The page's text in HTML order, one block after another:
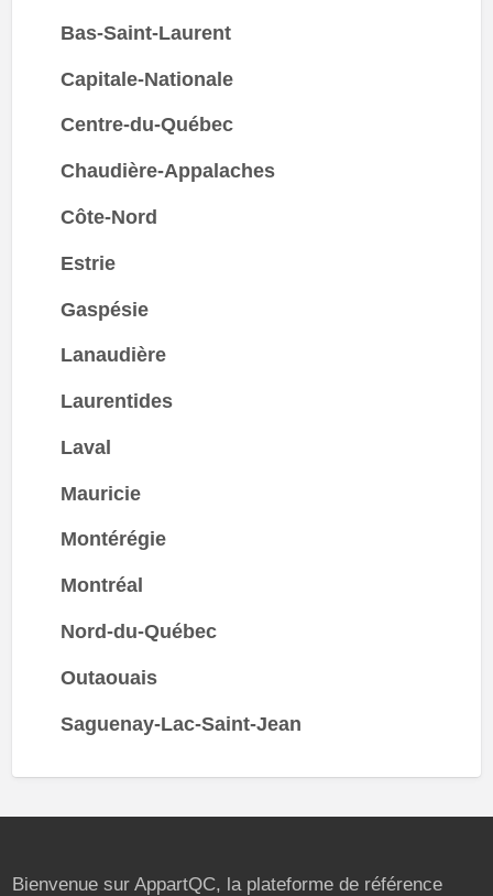
Bas-Saint-Laurent
Capitale-Nationale
Centre-du-Québec
Chaudière-Appalaches
Côte-Nord
Estrie
Gaspésie
Lanaudière
Laurentides
Laval
Mauricie
Montérégie
Montréal
Nord-du-Québec
Outaouais
Saguenay-Lac-Saint-Jean
Bienvenue sur AppartQC, la plateforme de référence